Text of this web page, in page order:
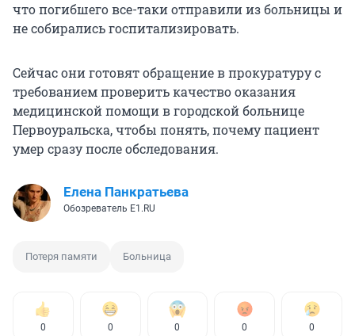
что погибшего все-таки отправили из больницы и
не собирались госпитализировать.
Сейчас они готовят обращение в прокуратуру с
требованием проверить качество оказания
медицинской помощи в городской больнице
Первоуральска, чтобы понять, почему пациент
умер сразу после обследования.
Елена Панкратьева
Обозреватель E1.RU
Потеря памяти Больница
0 0 0 0 0